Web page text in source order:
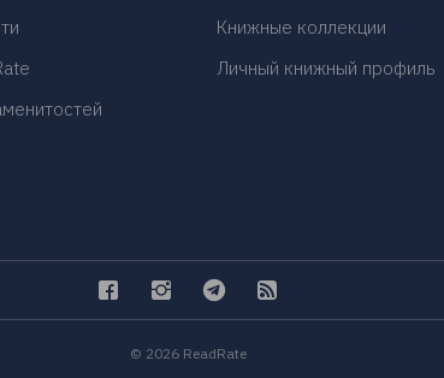
Книжные коллекции
Личный книжный профиль
© 2026 ReadRate